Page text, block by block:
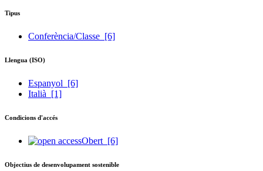
Tipus
Conferència/Classe [6]
Llengua (ISO)
Espanyol [6]
Italià [1]
Condicions d'accés
Obert [6]
Objectius de desenvolupament sostenible